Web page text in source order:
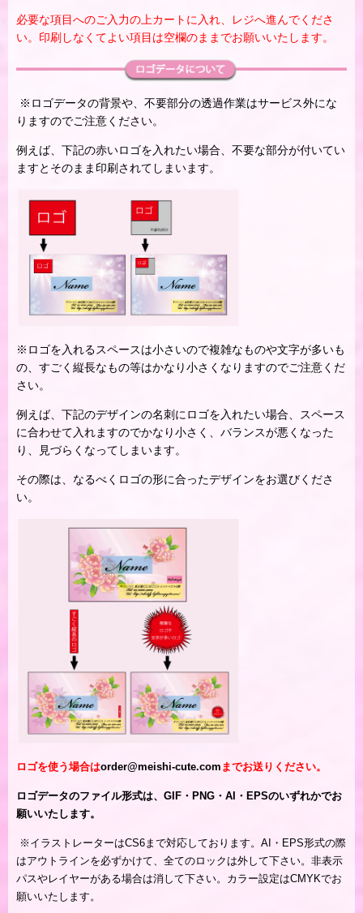
必要な項目へのご入力の上カートに入れ、レジへ進んでくださ
い。印刷しなくてよい項目は空欄のままでお願いいたします。
※ロゴデータの背景や、不要部分の透過作業はサービス外にな
りますのでご注意ください。
例えば、下記の赤いロゴを入れたい場合、不要な部分が付いてい
ますとそのまま印刷されてしまいます。
※ロゴを入れるスペースは小さいので複雑なものや文字が多いも
の、すごく縦長なもの等はかなり小さくなりますのでご注意くだ
さい。
例えば、下記のデザインの名刺にロゴを入れたい場合、スペース
に合わせて入れますのでかなり小さく、バランスが悪くなった
り、見づらくなってしまいます。
その際は、なるべくロゴの形に合ったデザインをお選びくださ
い。
ロゴを使う場合はorder@meishi-cute.com までお送りください。
ロゴデータのファイル形式は、GIF・PNG・AI・EPSのいずれかでお
願いいたします。
※ イラストレーターはCS6まで対応しております。AI・EPS形式の際
はアウトラインを必ずかけて、全てのロックは外して下さい。非表示
パスやレイヤーがある場合は消して下さい。カラー設定はCMYKでお
願いいたします。